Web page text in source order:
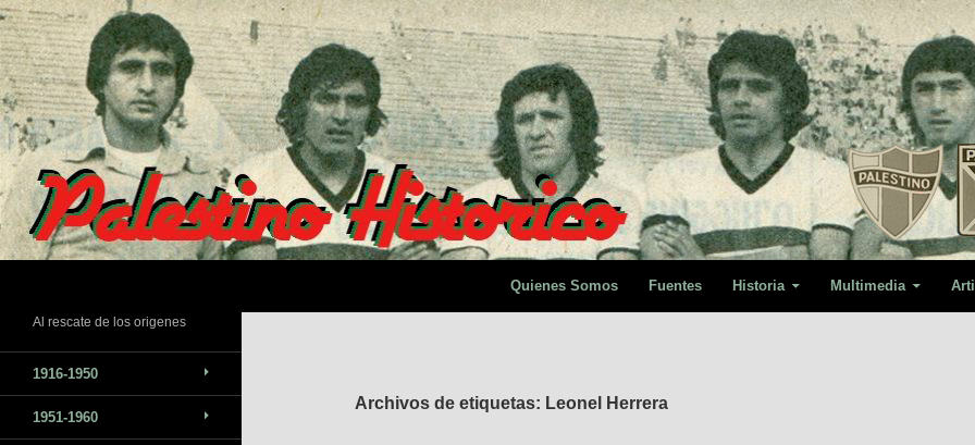
Saltar
al
contenido
Quienes Somos Fuentes Historia Multimedia
Archivos de etiquetas: Leonel Herrera
Al rescate de los origenes
1916-1950
1951-1960